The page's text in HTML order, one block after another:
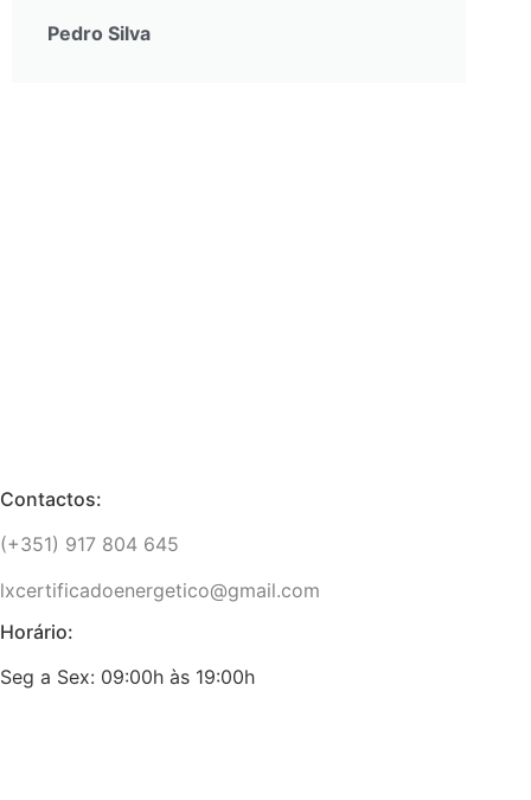
Pedro Silva
Contactos:
(+351) 917 804 645
lxcertificadoenergetico@gmail.com
Horário:
Seg a Sex: 09:00h às 19:00h